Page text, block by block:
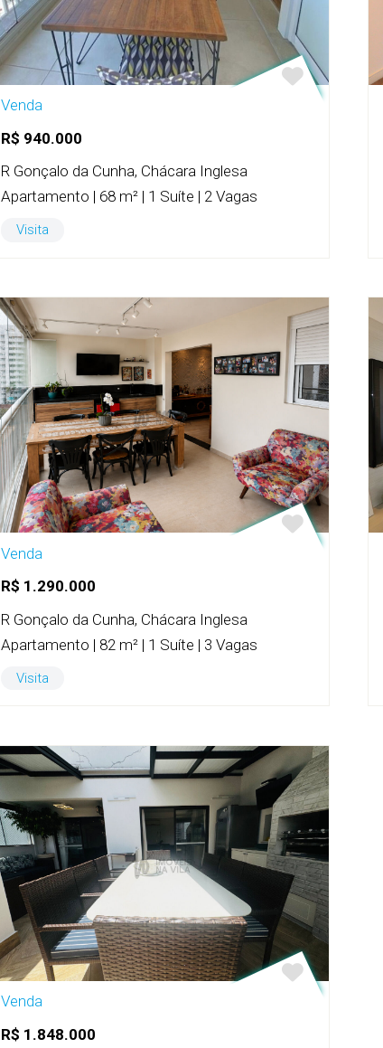
Venda
R$ 940.000
R Gonçalo da Cunha, Chácara Inglesa
Apartamento | 68 m² | 1 Suíte | 2 Vagas
Visita
Venda
R$ 1.290.000
R Gonçalo da Cunha, Chácara Inglesa
Apartamento | 82 m² | 1 Suíte | 3 Vagas
Visita
Venda
R$ 1.848.000